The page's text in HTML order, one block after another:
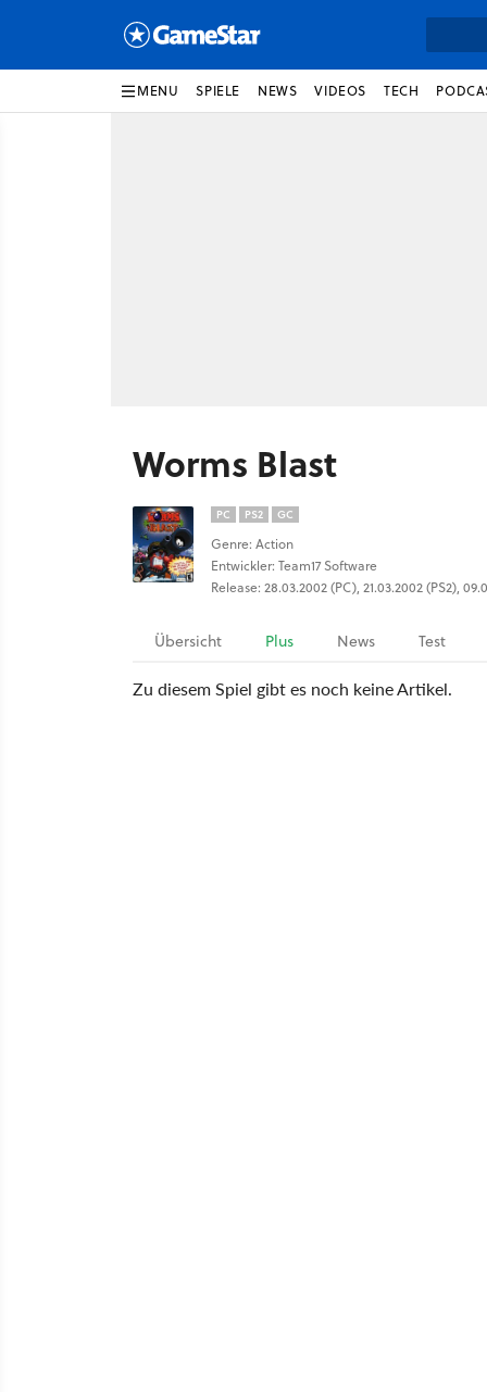
MENU SPIELE NEWS VIDEOS TECH
Worms Blast
PC PS2 GC
Genre: Action
Entwickler: Team17 Software
Release: 28.03.2002 (PC), 21.03.2002 (PS2),
Übersicht Plus News Test
Zu diesem Spiel gibt es noch keine Artikel.